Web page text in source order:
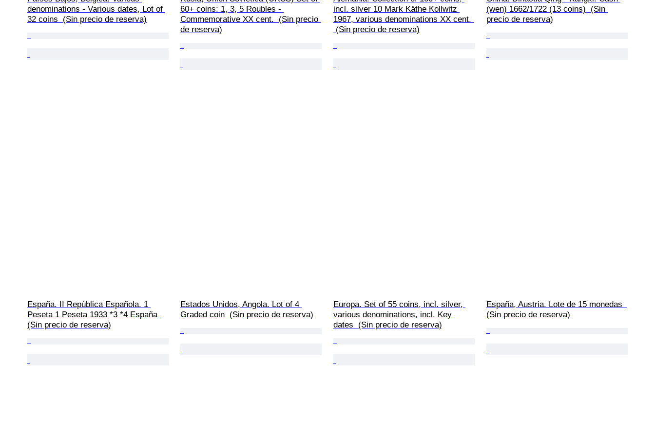
denominations - Various dates, Lot of
32 coins  (Sin precio de reserva)
60+ coins: 1, 3, 5 Roubles -
Commemorative XX cent.  (Sin precio
de reserva)
incl. silver 10 Mark Käthe Kollwitz
1967, various denominations XX cent.
(Sin precio de reserva)
(wen) 1662/1722 (13 coins)  (Sin
precio de reserva)
España. II República Española. 1
Peseta 1 Peseta 1933 *3 *4 España
(Sin precio de reserva)
Estados Unidos, Angola. Lot of 4
Graded coin  (Sin precio de reserva)
Europa. Set of 55 coins, incl. silver,
various denominations, incl. Key
dates  (Sin precio de reserva)
España, Austria. Lote de 15 monedas
(Sin precio de reserva)